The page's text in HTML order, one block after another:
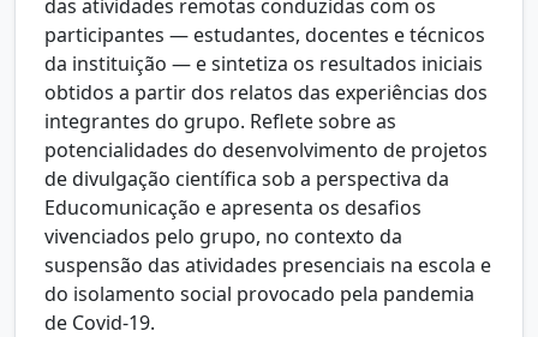
das atividades remotas conduzidas com os
participantes — estudantes, docentes e técnicos
da instituição — e sintetiza os resultados iniciais
obtidos a partir dos relatos das experiências dos
integrantes do grupo. Reflete sobre as
potencialidades do desenvolvimento de projetos
de divulgação científica sob a perspectiva da
Educomunicação e apresenta os desafios
vivenciados pelo grupo, no contexto da
suspensão das atividades presenciais na escola e
do isolamento social provocado pela pandemia
de Covid-19.